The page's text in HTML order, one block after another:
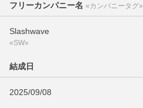
フリーカンパニー名 «カンパニータグ»
Slashwave
«SW»
結成日
2025/09/08